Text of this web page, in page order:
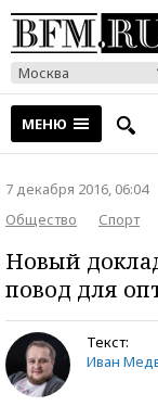
Москва
МЕНЮ
7 декабря 2016, 06:04
Общество
Спорт
Новый
повод для
Текст:
Иван